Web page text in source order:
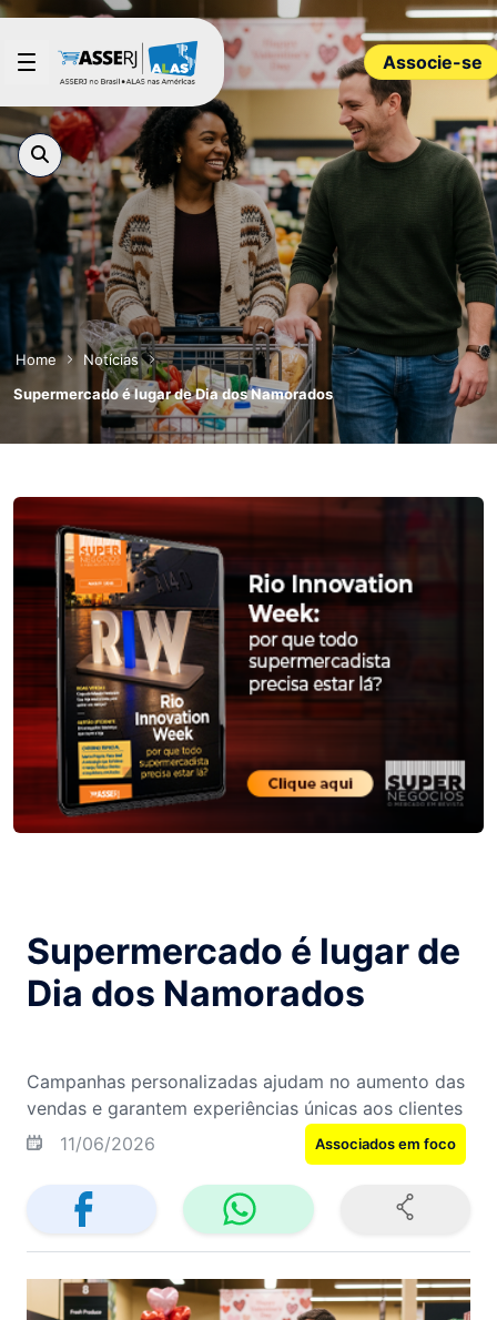
Pular para o Conteúdo principal
Associe-se
Home
Notícias
Supermercado é lugar de Dia dos Namorados
Supermercado é lugar de
Dia dos Namorados
Campanhas personalizadas ajudam no aumento das
vendas e garantem experiências únicas aos clientes
11/06/2026
Associados em foco